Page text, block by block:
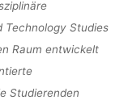
Technology Studies
Raum entwickelt
Studierenden